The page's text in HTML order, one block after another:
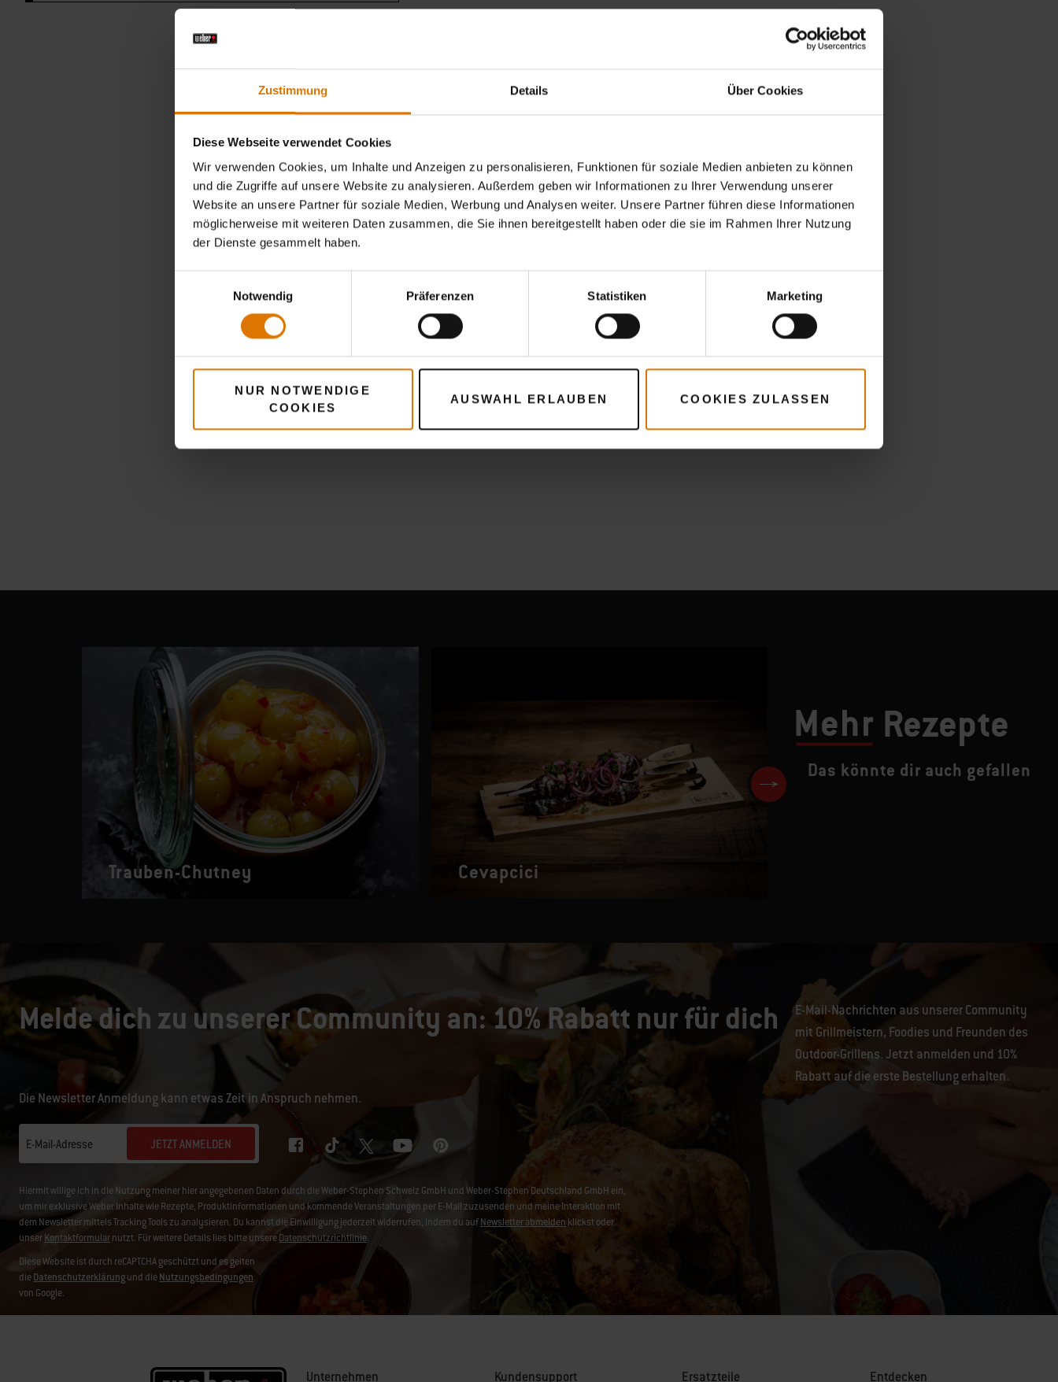
Zustimmung Details Über Cookies
Diese Webseite verwendet Cookies
Wir verwenden Cookies, um Inhalte und Anzeigen zu personalisieren, Funktionen für soziale Medien anbieten zu können
und die Zugriffe auf unsere Website zu analysieren. Außerdem geben wir Informationen zu Ihrer Verwendung unserer
Website an unsere Partner für soziale Medien, Werbung und Analysen weiter. Unsere Partner führen diese Informationen
möglicherweise mit weiteren Daten zusammen, die Sie ihnen bereitgestellt haben oder die sie im Rahmen Ihrer Nutzung
der Dienste gesammelt haben.
Notwendig
Präferenzen Statistiken Marketing
NUR NOTWENDIGE
COOKIES
AUSWAHL ERLAUBEN COOKIES ZULASSEN
Sei perfekt vorbereitet
Empfohlenes Zubehör
Mehr Rezepte
Das könnte dir auch gefallen
Trauben-Chutney Cevapcici
Melde dich zu unserer Community an: 10% Rabatt nur für dich
E-Mail-Nachrichten aus unserer Community
mit Grillmeistern, Foodies und Freunden des
Outdoor-Grillens. Jetzt anmelden und 10%
Rabatt auf die erste Bestellung erhalten.
Die Newsletter Anmeldung kann etwas Zeit in Anspruch nehmen.
E-Mail-Adresse JETZT ANMELDEN
Hiermit willige ich in die Nutzung meiner hier angegebenen Daten durch die Weber-Stephen Schweiz GmbH und Weber-Stephen Deutschland GmbH ein,
um mir exklusive Weber Inhalte wie Rezepte, Produktinformationen und kommende Veranstaltungen per E-Mail zuzusenden und meine Interaktion mit
dem Newsletter mittels Tracking Tools zu analysieren. Du kannst die Einwilligung jederzeit widerrufen, indem du aufNewsletter abmelden klickst oder
unserKontaktformularnutzt. Für weitere Details lies bitte unsereDatenschutzrichtlinie.
Diese Website ist durch reCAPTCHA geschützt und es gelten
dieDatenschutzerklärungund dieNutzungsbedingungen
von Google.
Unternehmen Kundensupport Ersatzteile Entdecken